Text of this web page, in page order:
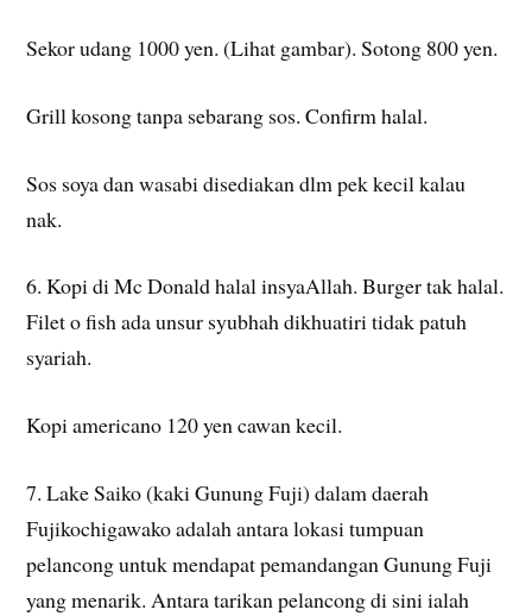
Sekor udang 1000 yen. (Lihat gambar). Sotong 800 yen.
Grill kosong tanpa sebarang sos. Confirm halal.
Sos soya dan wasabi disediakan dlm pek kecil kalau
nak.
6. Kopi di Mc Donald halal insyaAllah. Burger tak halal.
Filet o fish ada unsur syubhah dikhuatiri tidak patuh
syariah.
Kopi americano 120 yen cawan kecil.
7. Lake Saiko (kaki Gunung Fuji) dalam daerah
Fujikochigawako adalah antara lokasi tumpuan
pelancong untuk mendapat pemandangan Gunung Fuji
yang menarik. Antara tarikan pelancong di sini ialah